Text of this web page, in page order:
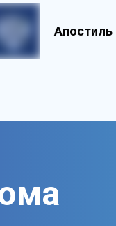
Апостиль